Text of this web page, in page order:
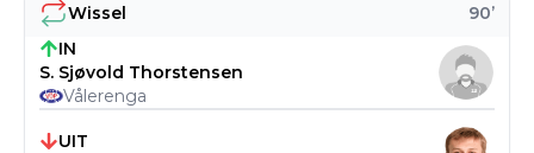
Wissel 90’
IN
S. Sjøvold Thorstensen
Vålerenga
UIT